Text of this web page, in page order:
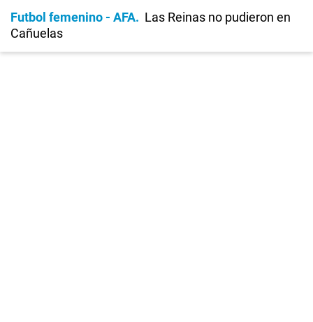
Futbol femenino - AFA
Las Reinas no pudieron en
Cañuelas